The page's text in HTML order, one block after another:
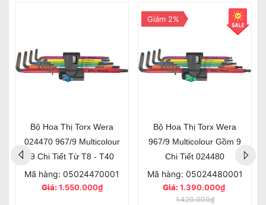
Bộ Hoa Thị Torx Wera
024470 967/9 Multicolour
9 Chi Tiết Từ T8 - T40
Mã hàng: 05024470001
Giá:1.550.000₫
Giảm 2%
Bộ Hoa Thị Torx Wera
967/9 Multicolour Gồm 9
Chi Tiết 024480
Mã hàng: 05024480001
Giá:1.390.000₫
1.420.000₫